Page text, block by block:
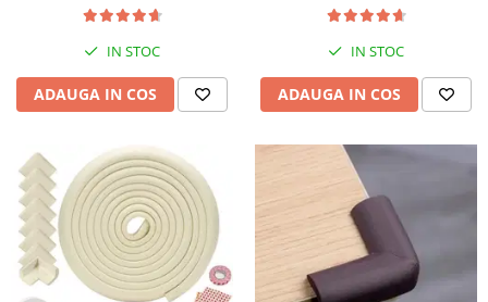
IN STOC
ADAUGA IN COS
IN STOC
ADAUGA IN COS